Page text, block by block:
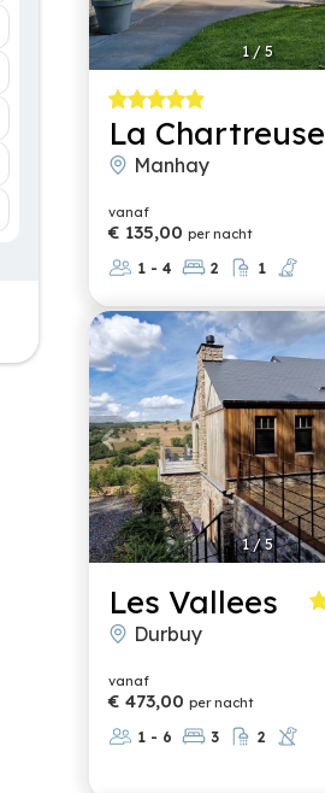
La Chartreuse
Manhay
vanaf
€ 135,00 per nacht
1 - 4 2 1
1/5
Les Vallees
Durbuy
vanaf
€ 473,00 per nacht
1 - 6 3 2
1/5